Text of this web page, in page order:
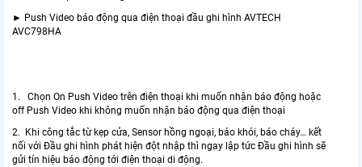
► Push Video báo động qua điện thoại đầu ghi hình AVTECH
AVC798HA
1. Chọn On Push Video trên điện thoại khi muốn nhận báo động hoặc
off Push Video khi không muốn nhận báo động qua điện thoại
2. Khi công tắc từ kẹp cửa, Sensor hồng ngoại, báo khói, báo cháy… kết
nối với Đầu ghi hình phát hiện đột nhập thì ngay lập tức Đầu ghi hình sẽ
gửi tín hiệu báo động tới điện thoại di động.